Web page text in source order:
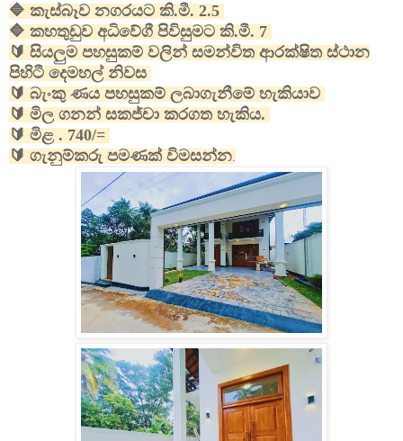
🔷 කැස්බෑව නගරයට කි.මී. 2.5
🔷 කහතුඩුව අධිවේගී පිවිසුමට කි.මී. 7
🔰 සියලුම පහසුකම් වලින් සමන්විත ආරක්ෂිත ස්ථාන
පිහිටී දෙමහල් නිවස
🔰 බැංකු ණය පහසුකම් ලබාගැනීමේ හැකියාව
🔰 මිල ගනන් සකජ්චා කරගත හැකිය.
🔰 මිළ . 740/=
🔰 ගැනුම්කරු පමණක් විමසන්න